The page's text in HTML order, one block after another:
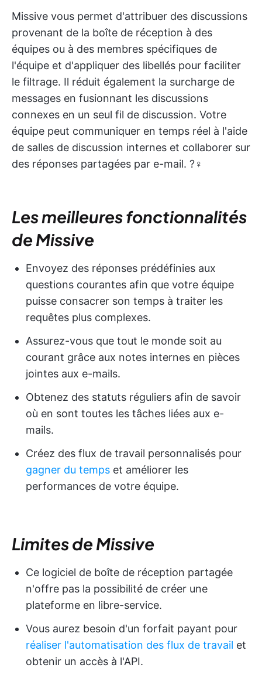
Missive vous permet d'attribuer des discussions
provenant de la boîte de réception à des
équipes ou à des membres spécifiques de
l'équipe et d'appliquer des libellés pour faciliter
le filtrage. Il réduit également la surcharge de
messages en fusionnant les discussions
connexes en un seul fil de discussion. Votre
équipe peut communiquer en temps réel à l'aide
de salles de discussion internes et collaborer sur
des réponses partagées par e-mail. ?‍♀️
Les meilleures fonctionnalités
de Missive
Envoyez des réponses prédéfinies aux
questions courantes afin que votre équipe
puisse consacrer son temps à traiter les
requêtes plus complexes.
Assurez-vous que tout le monde soit au
courant grâce aux notes internes en pièces
jointes aux e-mails.
Obtenez des statuts réguliers afin de savoir
où en sont toutes les tâches liées aux e-
mails.
Créez des flux de travail personnalisés pour
gagner du temps et améliorer les
performances de votre équipe.
Limites de Missive
Ce logiciel de boîte de réception partagée
n'offre pas la possibilité de créer une
plateforme en libre-service.
Vous aurez besoin d'un forfait payant pour
réaliser l'automatisation des flux de travail et
obtenir un accès à l'API.